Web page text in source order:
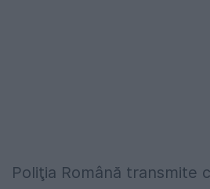
Poliţia Română transmite